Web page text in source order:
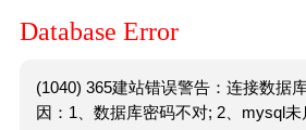
Database Error
(1040) 365建站错误警告：连接数据
因：1、数据库密码不对; 2、mysql未